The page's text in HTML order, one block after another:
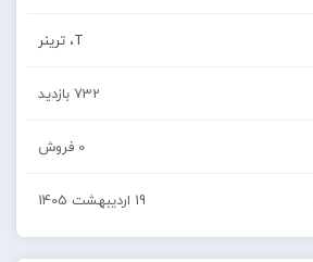
T، ترینر
732 بازدید
0 فروش
19 اردیبهشت 1405